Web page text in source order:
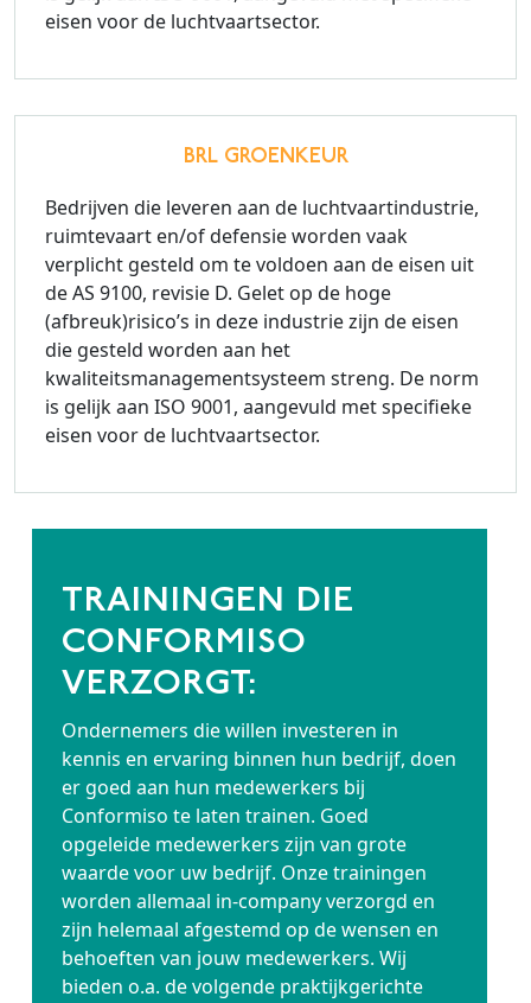
eisen voor de luchtvaartsector.
BRL GROENKEUR
Bedrijven die leveren aan de luchtvaartindustrie,
ruimtevaart en/of defensie worden vaak
verplicht gesteld om te voldoen aan de eisen uit
de AS 9100, revisie D. Gelet op de hoge
(afbreuk)risico’s in deze industrie zijn de eisen
die gesteld worden aan het
kwaliteitsmanagementsysteem streng. De norm
is gelijk aan ISO 9001, aangevuld met specifieke
eisen voor de luchtvaartsector.
TRAININGEN DIE
CONFORMISO
VERZORGT:
Ondernemers die willen investeren in
kennis en ervaring binnen hun bedrijf, doen
er goed aan hun medewerkers bij
Conformiso te laten trainen. Goed
opgeleide medewerkers zijn van grote
waarde voor uw bedrijf. Onze trainingen
worden allemaal in-company verzorgd en
zijn helemaal afgestemd op de wensen en
behoeften van jouw medewerkers. Wij
bieden o.a. de volgende praktijkgerichte